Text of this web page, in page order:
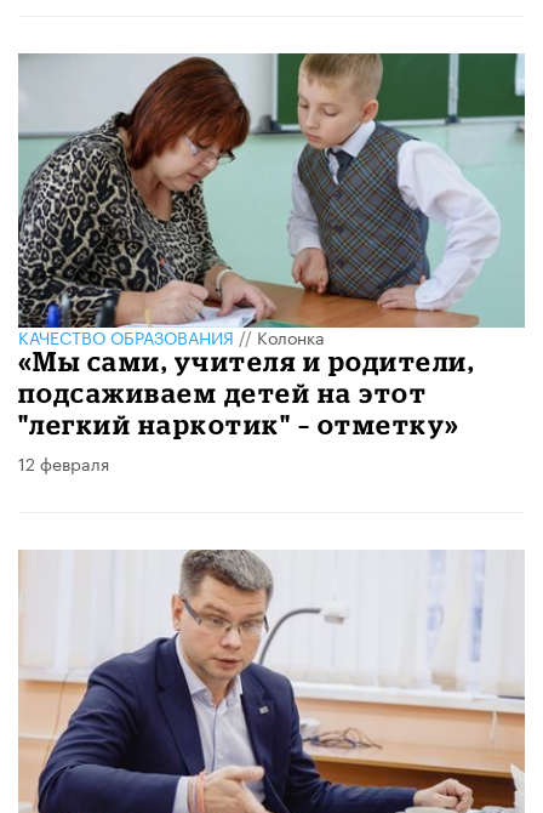
КАЧЕСТВО ОБРАЗОВАНИЯ//Колонка
«Мы сами, учителя и родители,
подсаживаем детей на этот
"легкий наркотик" – отметку»
12 февраля